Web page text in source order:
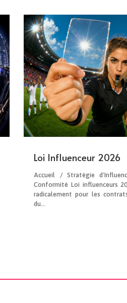
Loi Influenceur 2026
Accueil / Stratégie
Conformité Loi influenceurs
radicalement pour les
du...